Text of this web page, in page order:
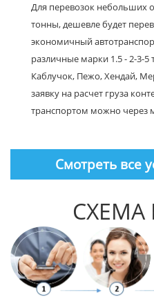
Для перевозок небольших
тонны, дешевле будет
экономичный
различные марки 1.5 - 2-3-
Каблучок, Пежо, Хендай,
заявку на расчет груза
транспортом можно через
Смотреть все
СХЕМА